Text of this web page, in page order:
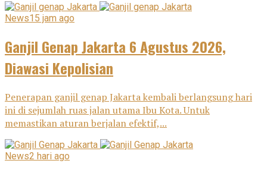
News15 jam ago
Ganjil Genap Jakarta 6 Agustus 2026,
Diawasi Kepolisian
Penerapan ganjil genap Jakarta kembali berlangsung hari
ini di sejumlah ruas jalan utama Ibu Kota. Untuk
memastikan aturan berjalan efektif,...
News2 hari ago